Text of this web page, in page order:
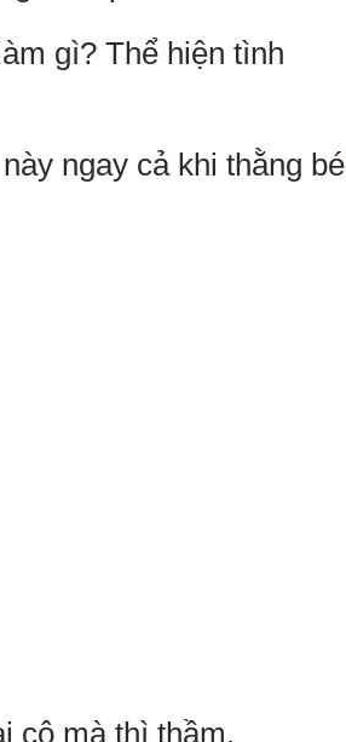
gì? Thể hiện tình
ngay cả khi thằng bé
cô mà thì thầm.